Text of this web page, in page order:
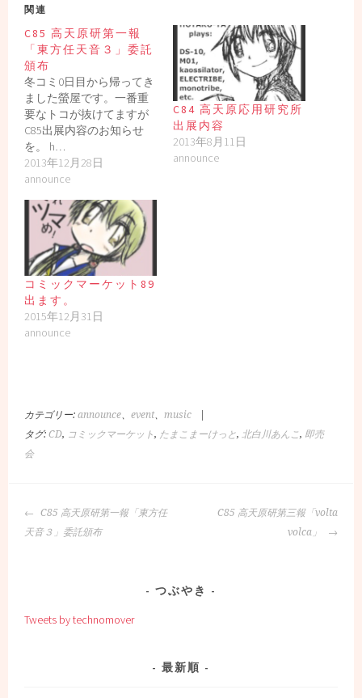
関連
C85 高天原研第一報
「東方任天音３」委託
頒布
冬コミ0日目から帰ってき
ました螢屋です。一番重
要なトコが抜けてますが
C85出展内容のお知らせ
を。 h…
2013年12月28日
announce
C84 高天原応用研究所
出展内容
2013年8月11日
announce
コミックマーケット89
出ます。
2015年12月31日
announce
カテゴリー:announce 、event、 music
タグ:CD, コミックマーケット, たまこまーけっと, 北白川あんこ, 即売
会
投
稿
ー
シ
C85 高天原研第一報「東方任
天音３」委託頒布
C85 高天原研第三報「volta
volca」
つぶやき
Tweets by technomover
最新順